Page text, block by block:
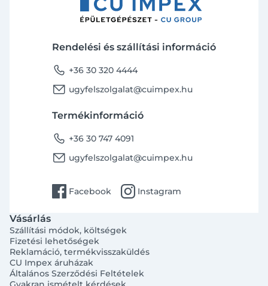
Rendelési és szállítási információ
phone +36 30 320 4444
email ugyfelszolgalat@cuimpex.hu
Termékinformáció
phone +36 30 747 4091
email ugyfelszolgalat@cuimpex.hu
facebook Facebook instagram Instagram
Vásárlás
Szállítási módok, költségek
Fizetési lehetőségek
Reklamáció, termékvisszaküldés
CU Impex áruházak
Általános Szerződési Feltételek